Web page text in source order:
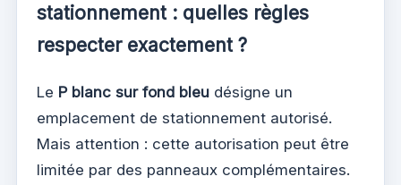
stationnement : quelles règles
respecter exactement ?
Le P blanc sur fond bleu désigne un
emplacement de stationnement autorisé.
Mais attention : cette autorisation peut être
limitée par des panneaux complémentaires.